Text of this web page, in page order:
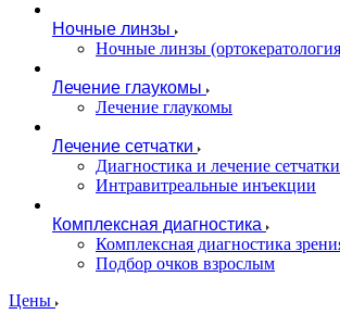
Ночные линзы
Ночные линзы
Лечение глаукомы
Лечение глаукомы
Лечение сетчатки
Диагностика и лечение сетчатки
Интравитреальные инъекции
Комплексная диагностика
Комплексная диагностика
Подбор очков взрослым
Цены